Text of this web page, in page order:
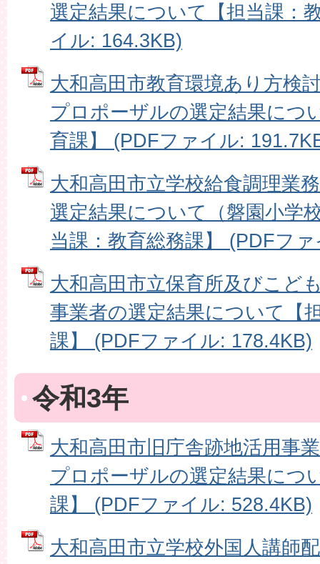
選定結果について【担当課：
イル: 164.3KB)
大和高田市教育環境あり方検
プロポーザルの選定結果につ
育課】 (PDFファイル:
大和高田市立学校給食調理業
選定結果について（磐園小学
当課：教育総務課】 (PDFフ
大和高田市立保育所及びこど
事業者の選定結果について【
課】 (PDFファイル: 178.4KB)
令和3年
大和高田市旧庁舎跡地活用事
プロポーザルの選定結果につ
課】 (PDFファイル: 528.4KB)
大和高田市立学校外国人講師